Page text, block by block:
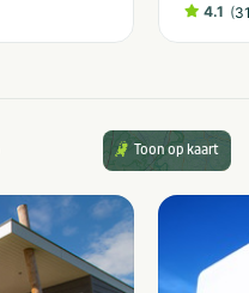
4.1 (
Toon op kaart